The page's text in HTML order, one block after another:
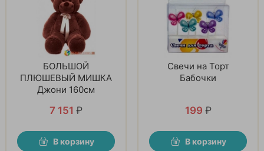
БОЛЬШОЙ
ПЛЮШЕВЫЙ МИШКА
Джони 160см
7 151 ₽
В корзину
Свечи на Торт
Бабочки
199 ₽
В корзину